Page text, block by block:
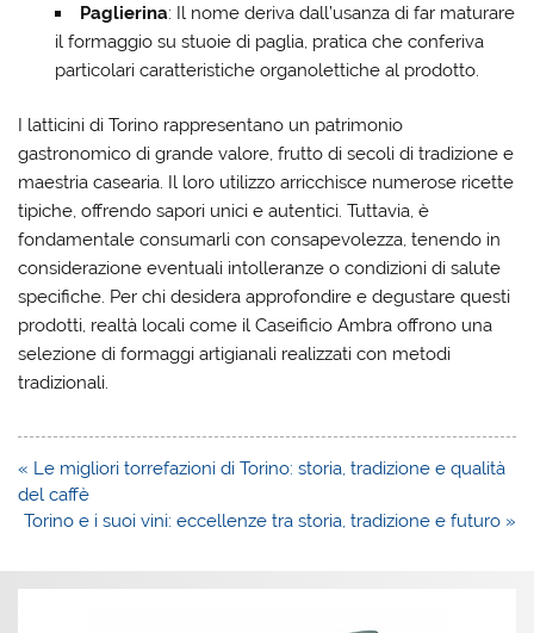
Paglierina: Il nome deriva dall’usanza di far maturare
il formaggio su stuoie di paglia, pratica che conferiva
particolari caratteristiche organolettiche al prodotto.
I latticini di Torino rappresentano un patrimonio
gastronomico di grande valore, frutto di secoli di tradizione e
maestria casearia. Il loro utilizzo arricchisce numerose ricette
tipiche, offrendo sapori unici e autentici. Tuttavia, è
fondamentale consumarli con consapevolezza, tenendo in
considerazione eventuali intolleranze o condizioni di salute
specifiche. Per chi desidera approfondire e degustare questi
prodotti, realtà locali come il Caseificio Ambra offrono una
selezione di formaggi artigianali realizzati con metodi
tradizionali.
Navigazione
articoli
« Le migliori torrefazioni di Torino: storia, tradizione e qualità
del caffè
Torino e i suoi vini: eccellenze tra storia, tradizione e futuro »